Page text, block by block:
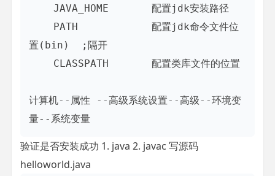
置(bin)  ;隔开
计算机--属性 --高级系统设置--高级--环境变
验证是否安装成功 1. java 2. javac 写源码
helloworld.java